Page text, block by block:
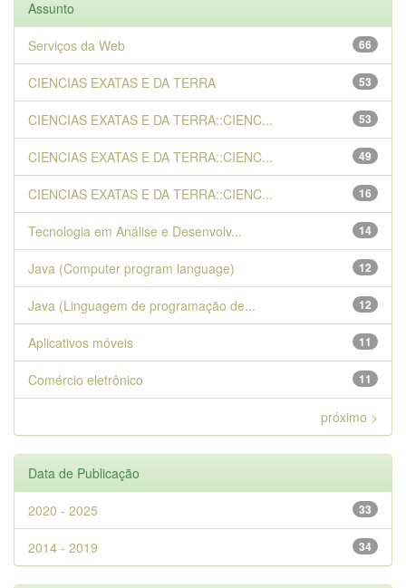
Assunto
66
Serviços da Web
53
CIENCIAS EXATAS E DA TERRA
53
CIENCIAS EXATAS E DA TERRA::CIENC...
49
CIENCIAS EXATAS E DA TERRA::CIENC...
16
CIENCIAS EXATAS E DA TERRA::CIENC...
14
Tecnologia em Análise e Desenvolv...
12
Java (Computer program language)
12
Java (Linguagem de programação de...
11
Aplicativos móveis
11
Comércio eletrônico
próximo >
Data de Publicação
33
2020 - 2025
34
2014 - 2019